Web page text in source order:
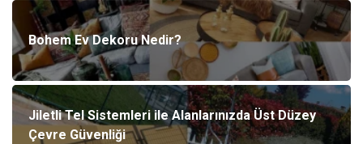
Bohem Ev Dekoru Nedir?
Jiletli Tel Sistemleri ile Alanlarınızda Üst Düzey
Çevre Güvenliği